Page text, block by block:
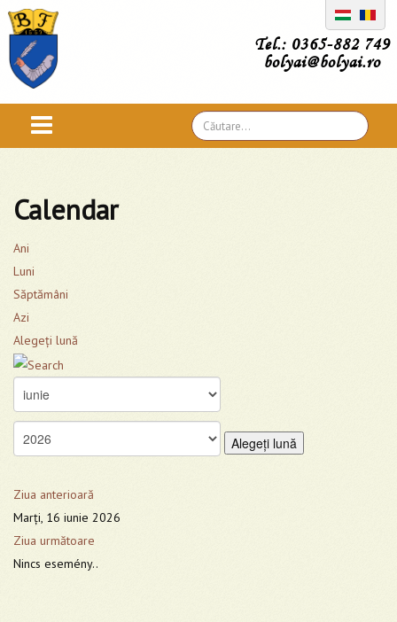
Tel.: 0365-882 749
bolyai@bolyai.ro
Căutare
...
Calendar
Ani
Luni
Săptămâni
Azi
Alegeţi lună
Alegeţi lună
Ziua anterioară
Marţi, 16 iunie 2026
Ziua următoare
Nincs esemény..